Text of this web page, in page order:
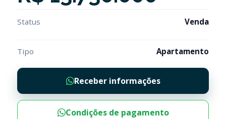
Status Venda
Tipo Apartamento
Receber informações
Condições de pagamento